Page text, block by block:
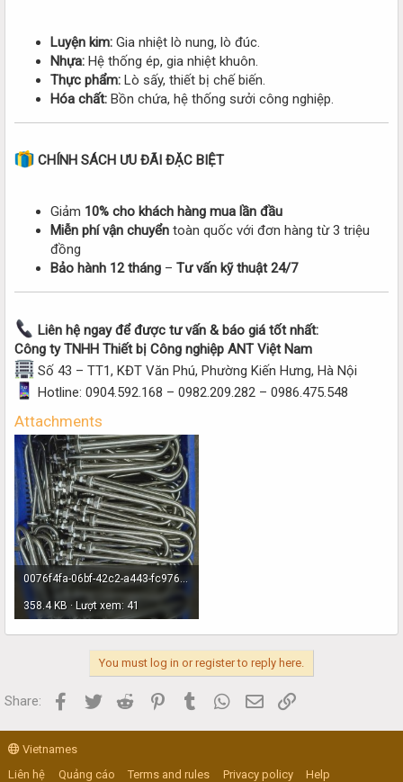
Luyện kim: Gia nhiệt lò nung, lò đúc.
Nhựa: Hệ thống ép, gia nhiệt khuôn.
Thực phẩm: Lò sấy, thiết bị chế biến.
Hóa chất: Bồn chứa, hệ thống sưởi công nghiệp.
CHÍNH SÁCH ƯU ĐÃI ĐẶC BIỆT
Giảm 10% cho khách hàng mua lần đầu
Miễn phí vận chuyển toàn quốc với đơn hàng từ 3 triệu
đồng
Bảo hành 12 tháng – Tư vấn kỹ thuật 24/7
Liên hệ ngay để được tư vấn & báo giá tốt nhất:
Công ty TNHH Thiết bị Công nghiệp ANT Việt Nam
Số 43 – TT1, KĐT Văn Phú, Phường Kiến Hưng, Hà Nội
Hotline: 0904.592.168 – 0982.209.282 – 0986.475.548
Attachments
0076f4fa-06bf-42c2-a443-fc9760b10b36.jpg
358.4 KB · Lượt xem: 41
You must log in or register to reply here.
Share: Facebook
Twitter Reddit PinterestTumblr WhatsApp
Email
Vietnames
Liên hệ
Quảng cáo Terms and rules Privacy policy
Help